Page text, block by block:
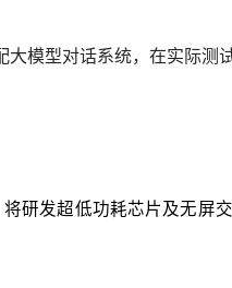
模型对话系统，在实际测
研发超低功耗芯片及无屏